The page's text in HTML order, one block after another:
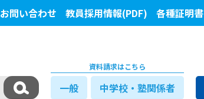
お問い合わせ 教員採用情報(PDF) 各種証明書
資料請求はこちら
一般 中学校・塾関係者